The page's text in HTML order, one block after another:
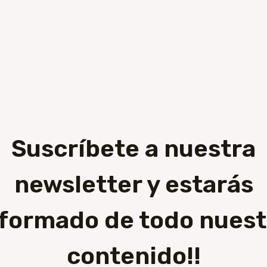
Suscríbete a nuestra
newsletter y estarás
de todo
contenido!!